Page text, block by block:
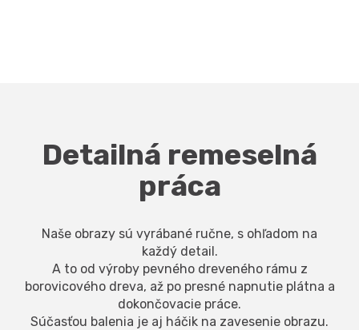
Detailná remeselná
práca
Naše obrazy sú vyrábané ručne, s ohľadom na
každý detail.
A to od výroby pevného dreveného rámu z
borovicového dreva, až po presné napnutie plátna a
dokončovacie práce.
Súčasťou balenia je aj háčik na zavesenie obrazu.